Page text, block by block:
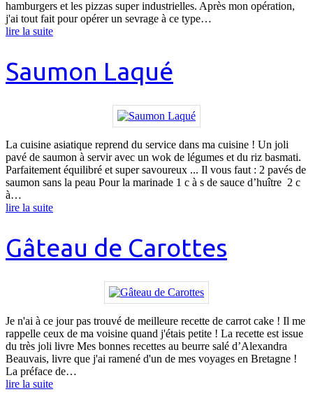
hamburgers et les pizzas super industrielles. Après mon opération,
j'ai tout fait pour opérer un sevrage à ce type…
lire la suite
Saumon Laqué
La cuisine asiatique reprend du service dans ma cuisine ! Un joli
pavé de saumon à servir avec un wok de légumes et du riz basmati.
Parfaitement équilibré et super savoureux ... Il vous faut : 2 pavés de
saumon sans la peau Pour la marinade 1 c à s de sauce d’huître 2 c
à…
lire la suite
Gâteau de Carottes
Je n'ai à ce jour pas trouvé de meilleure recette de carrot cake ! Il me
rappelle ceux de ma voisine quand j'étais petite ! La recette est issue
du très joli livre Mes bonnes recettes au beurre salé d’Alexandra
Beauvais, livre que j'ai ramené d'un de mes voyages en Bretagne !
La préface de…
lire la suite